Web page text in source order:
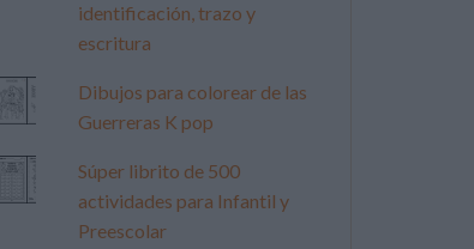
identificación, trazo y
escritura
Dibujos para colorear de las
Guerreras K pop
Súper librito de 500
actividades para Infantil y
Preescolar